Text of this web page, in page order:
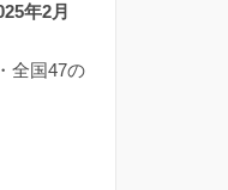
年2月
全国47の